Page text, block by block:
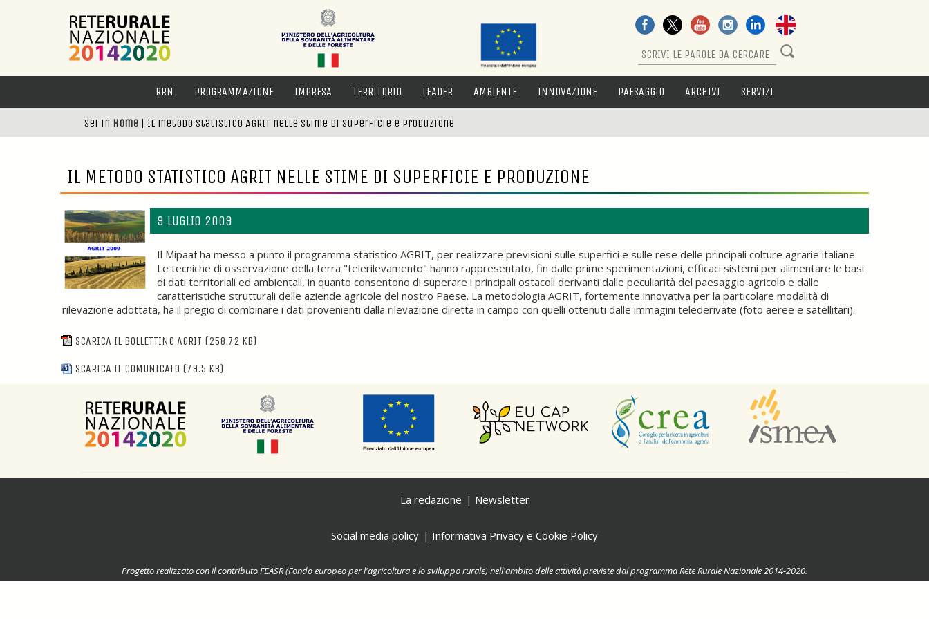
RRN PROGRAMMAZIONE IMPRESA TERRITORIO LEADER AMBIENTE INNOVAZIONE PAESAGGIO ARCHIVI SERVIZI
Sei in Home | Il metodo statistico AGRIT nelle stime di superficie e produzione
IL METODO STATISTICO AGRIT NELLE STIME DI SUPERFICIE E PRODUZIONE
9 LUGLIO 2009
Il Mipaaf ha messo a punto il programma statistico AGRIT, per realizzare previsioni sulle superfici e sulle rese delle principali colture agrarie italiane.
Le tecniche di osservazione della terra "telerilevamento" hanno rappresentato, fin dalle prime sperimentazioni, efficaci sistemi per alimentare le basi
di dati territoriali ed ambientali, in quanto consentono di superare i principali ostacoli derivanti dalle peculiarità del paesaggio agricolo e dalle
caratteristiche strutturali delle aziende agricole del nostro Paese. La metodologia AGRIT, fortemente innovativa per la particolare modalità di
rilevazione adottata, ha il pregio di combinare i dati provenienti dalla rilevazione diretta in campo con quelli ottenuti dalle immagini telederivate (foto aeree e satellitari).
SCARICA IL BOLLETTINO AGRIT (258.72 KB)
SCARICA IL COMUNICATO (79.5 KB)
La redazione Newsletter
Social media policy Informativa Privacy e Cookie Policy
Progetto realizzato con il contributo FEASR (Fondo europeo per l'agricoltura e lo sviluppo rurale) nell'ambito delle attività previste dal programma Rete Rurale Nazionale 2014-2020.